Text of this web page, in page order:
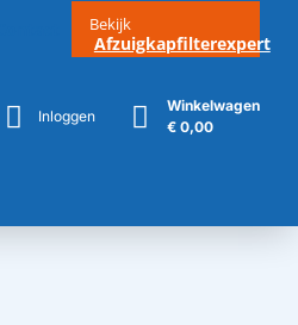
Bekijk
Afzuigkapfilterexpert
Inloggen
Winkelwagen
€ 0,00